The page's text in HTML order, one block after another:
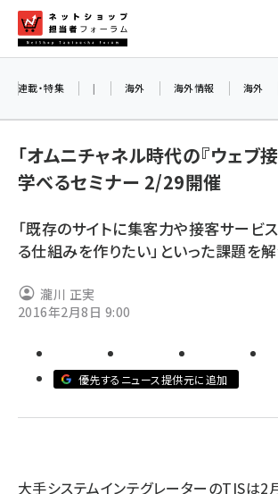
ン
ネットショップ担当者フ
yahoo (1901)
ecbeing (1207)
base (1077)
連載・特集 | 海外 海外情報 海外
「オムニチャネル時代の『ウェブ
学べるセミナー 2/29開催
「既存のサイトに集客力や接客サービ
る仕組みを作りたい」といった課題を
瀧川 正実
2016年2月8日 9:00
優先するニュース提供元に追加
大手システムインテグレーターのTISは2